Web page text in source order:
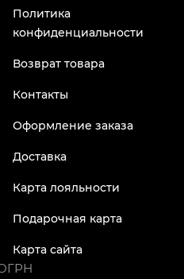
Политика
конфиденциальности
Возврат товара
Контакты
Оформление заказа
Доставка
Карта лояльности
Подарочная карта
Карта сайта